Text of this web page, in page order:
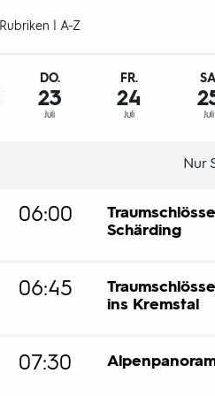
Rubriken | A-Z
DO.
23
Juli
FR.
24
Juli Juli
Nur
06:00
Schärding
Zwischen der Donau und den
Aufmerksamkeit bislang
06:45
ins Kremstal
Ob als Schauplatz einer TV-
oberösterreichischen
07:30